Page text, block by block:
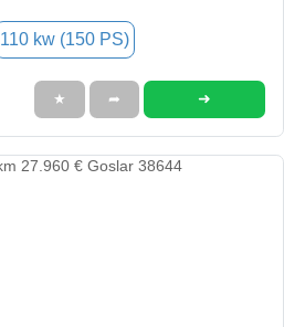
110 kw (150 PS)
★ ➦ ➜